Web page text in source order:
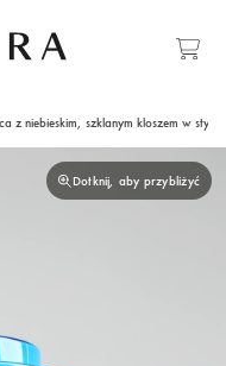
z niebieskim, szklanym kloszem w stylu
Dotknij, aby przybliżyć